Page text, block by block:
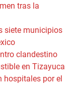
tras la
siete municipios
clandestino
en Tizayuca
hospitales por el